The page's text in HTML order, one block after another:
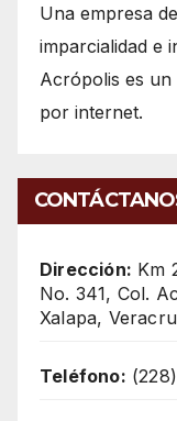
Una empresa
imparcialidad e
Acrópolis es
por internet.
Dirección: Km
No. 341, Col.
Xalapa,
Teléfono: